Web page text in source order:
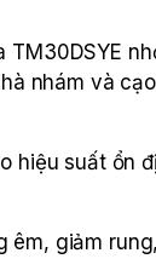
nhám và
hiệu suất ổn
êm, giảm